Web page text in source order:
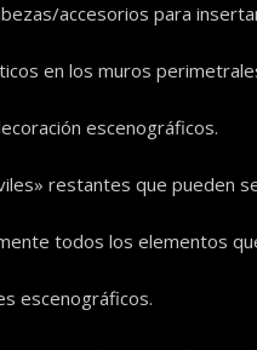
accesorios para
en los muros
escenográficos.
restantes que pueden
todos los elementos
escenográficos.